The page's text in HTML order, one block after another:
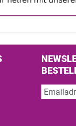
Facebook
us on